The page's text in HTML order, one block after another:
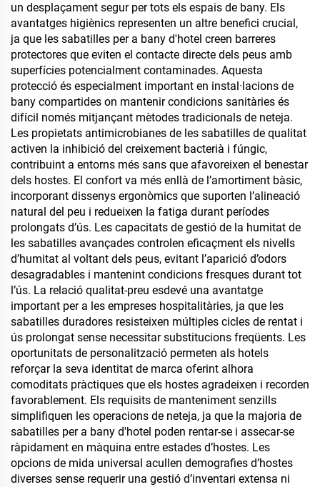
un desplaçament segur per tots els espais de bany. Els
avantatges higiènics representen un altre benefici crucial,
ja que les sabatilles per a bany d'hotel creen barreres
protectores que eviten el contacte directe dels peus amb
superfícies potencialment contaminades. Aquesta
protecció és especialment important en instal·lacions de
bany compartides on mantenir condicions sanitàries és
difícil només mitjançant mètodes tradicionals de neteja.
Les propietats antimicrobianes de les sabatilles de qualitat
activen la inhibició del creixement bacterià i fúngic,
contribuint a entorns més sans que afavoreixen el benestar
dels hostes. El confort va més enllà de l’amortiment bàsic,
incorporant dissenys ergonòmics que suporten l’alineació
natural del peu i redueixen la fatiga durant períodes
prolongats d’ús. Les capacitats de gestió de la humitat de
les sabatilles avançades controlen eficaçment els nivells
d’humitat al voltant dels peus, evitant l’aparició d’odors
desagradables i mantenint condicions fresques durant tot
l’ús. La relació qualitat-preu esdevé una avantatge
important per a les empreses hospitalitàries, ja que les
sabatilles duradores resisteixen múltiples cicles de rentat i
ús prolongat sense necessitar substitucions freqüents. Les
oportunitats de personalització permeten als hotels
reforçar la seva identitat de marca oferint alhora
comoditats pràctiques que els hostes agradeixen i recorden
favorablement. Els requisits de manteniment senzills
simplifiquen les operacions de neteja, ja que la majoria de
sabatilles per a bany d'hotel poden rentar-se i assecar-se
ràpidament en màquina entre estades d’hostes. Les
opcions de mida universal acullen demografies d’hostes
diverses sense requerir una gestió d’inventari extensa ni